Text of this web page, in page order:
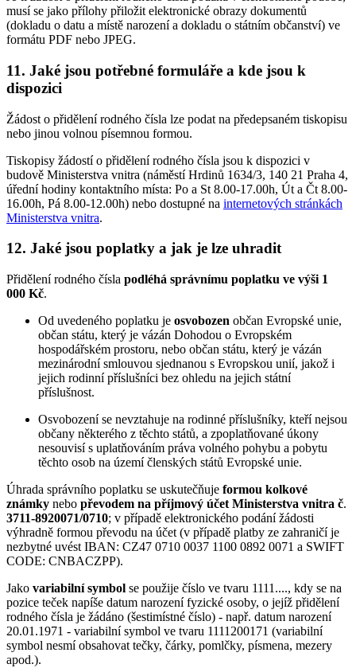
musí se jako přílohy přiložit elektronické obrazy dokumentů
(dokladu o datu a místě narození a dokladu o státním občanství) ve
formátu PDF nebo JPEG.
11. Jaké jsou potřebné formuláře a kde jsou k
dispozici
Žádost o přidělení rodného čísla lze podat na předepsaném tiskopisu
nebo jinou volnou písemnou formou.
Tiskopisy žádostí o přidělení rodného čísla jsou k dispozici v
budově Ministerstva vnitra (náměstí Hrdinů 1634/3, 140 21 Praha 4,
úřední hodiny kontaktního místa: Po a St 8.00-17.00h, Út a Čt 8.00-
16.00h, Pá 8.00-12.00h) nebo dostupné na internetových stránkách
Ministerstva vnitra.
12. Jaké jsou poplatky a jak je lze uhradit
Přidělení rodného čísla podléhá správnímu poplatku ve výši 1
000 Kč.
Od uvedeného poplatku je osvobozen občan Evropské unie,
občan státu, který je vázán Dohodou o Evropském
hospodářském prostoru, nebo občan státu, který je vázán
mezinárodní smlouvou sjednanou s Evropskou unií, jakož i
jejich rodinní příslušníci bez ohledu na jejich státní
příslušnost.
Osvobození se nevztahuje na rodinné příslušníky, kteří nejsou
občany některého z těchto států, a zpoplatňované úkony
nesouvisí s uplatňováním práva volného pohybu a pobytu
těchto osob na území členských států Evropské unie.
Úhrada správního poplatku se uskutečňuje formou kolkové
známky nebo převodem na příjmový účet Ministerstva vnitra č.
3711-8920071/0710; v případě elektronického podání žádosti
výhradně formou převodu na účet (v případě platby ze zahraničí je
nezbytné uvést IBAN: CZ47 0710 0037 1100 0892 0071 a SWIFT
CODE: CNBACZPP).
Jako variabilní symbol se použije číslo ve tvaru 1111...., kdy se na
pozice teček napíše datum narození fyzické osoby, o jejíž přidělení
rodného čísla je žádáno (šestimístné číslo) - např. datum narození
20.01.1971 - variabilní symbol ve tvaru 1111200171 (variabilní
symbol nesmí obsahovat tečky, čárky, pomlčky, písmena, mezery
apod.).